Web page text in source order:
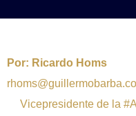
Por: Ricardo Homs
Vicepresidente de la